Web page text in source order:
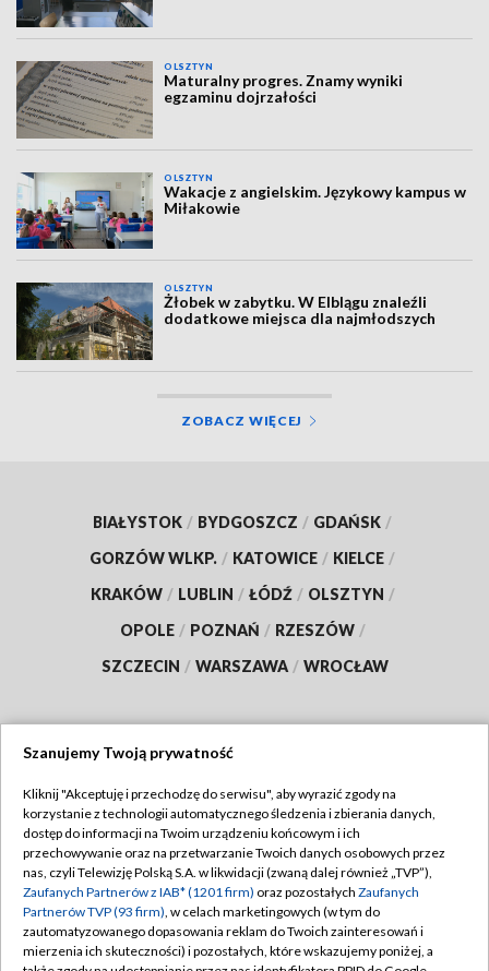
OLSZTYN
Maturalny progres. Znamy wyniki
egzaminu dojrzałości
OLSZTYN
Wakacje z angielskim. Językowy kampus w
Miłakowie
OLSZTYN
Żłobek w zabytku. W Elblągu znaleźli
dodatkowe miejsca dla najmłodszych
ZOBACZ WIĘCEJ
BIAŁYSTOK / BYDGOSZCZ / GDAŃSK /
GORZÓW WLKP. / KATOWICE / KIELCE /
KRAKÓW / LUBLIN / ŁÓDŹ / OLSZTYN /
OPOLE / POZNAŃ / RZESZÓW /
SZCZECIN / WARSZAWA / WROCŁAW
TVP
Abonament TVP
Emisja w TVP
Centrum informacji TVP
Naziemna Telewizja Cyfrowa
Regulamin TVP
Polityka prywatności
Moje zgody
Pomoc
Szanujemy Twoją prywatność
Kliknij "Akceptuję i przechodzę do serwisu", aby wyrazić zgody na
korzystanie z technologii automatycznego śledzenia i zbierania danych,
dostęp do informacji na Twoim urządzeniu końcowym i ich
przechowywanie oraz na przetwarzanie Twoich danych osobowych przez
nas, czyli Telewizję Polską S.A. w likwidacji (zwaną dalej również „TVP”),
Zaufanych Partnerów z IAB* (1201 firm) oraz pozostałych Zaufanych
Partnerów TVP (93 firm), w celach marketingowych (w tym do
zautomatyzowanego dopasowania reklam do Twoich zainteresowań i
mierzenia ich skuteczności) i pozostałych, które wskazujemy poniżej, a